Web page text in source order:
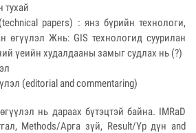
тухай
papers) : янз бүрийн технологи,
өгүүлэл Жнь: GIS технологид суурилан
үеийн худалдааны замыг судлах нь (?)
(editorial and commentaring)
нь дараах бүтэцтэй байна. IMRaD
Methods/Арга зүй, Result/Үр дүн and